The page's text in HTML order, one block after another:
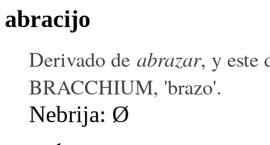
abracijo
Derivado de abrazar, y este
BRACCHIUM, 'brazo'.
Nebrija: Ø